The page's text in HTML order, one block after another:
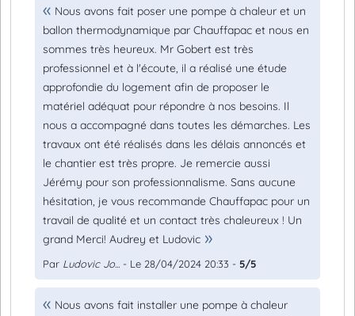
Nous avons fait poser une pompe à chaleur et un
ballon thermodynamique par Chauffapac et nous en
sommes très heureux. Mr Gobert est très
professionnel et à l'écoute, il a réalisé une étude
approfondie du logement afin de proposer le
matériel adéquat pour répondre à nos besoins. Il
nous a accompagné dans toutes les démarches. Les
travaux ont été réalisés dans les délais annoncés et
le chantier est très propre. Je remercie aussi
Jérémy pour son professionnalisme. Sans aucune
hésitation, je vous recommande Chauffapac pour un
travail de qualité et un contact très chaleureux ! Un
grand Merci! Audrey et Ludovic
Par Ludovic Jo... - Le 28/04/2024 20:33 - 5/5
Nous avons fait installer une pompe à chaleur